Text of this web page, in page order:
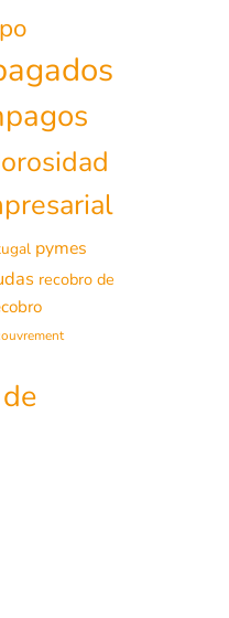
pymes
recobro de